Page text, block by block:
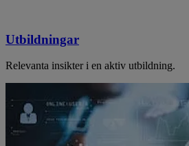
Utbildningar
Relevanta insikter i en aktiv utbildning.